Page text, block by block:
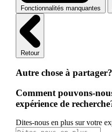
Fonctionnalités manquantes
Retour
Autre chose à partager?
Comment pouvons-
expérience de
Dites-nous en plus sur votre